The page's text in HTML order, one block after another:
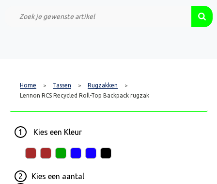
Custom Made Projecten
Home > Tassen > Rugzakken >
Lennon RCS Recycled Roll-Top Backpack rugzak
1 Kies een Kleur
2 Kies een aantal